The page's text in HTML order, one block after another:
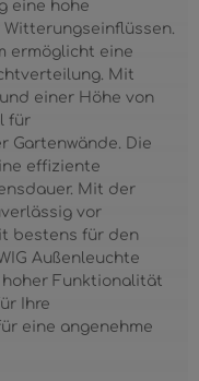
eine hohe
ermöglicht eine
Mit
einer Höhe von
für
Gartenwände. Die
effiziente
Mit der
vor
bestens für den
Außenleuchte
Funktionalität
Ihre
eine angenehme